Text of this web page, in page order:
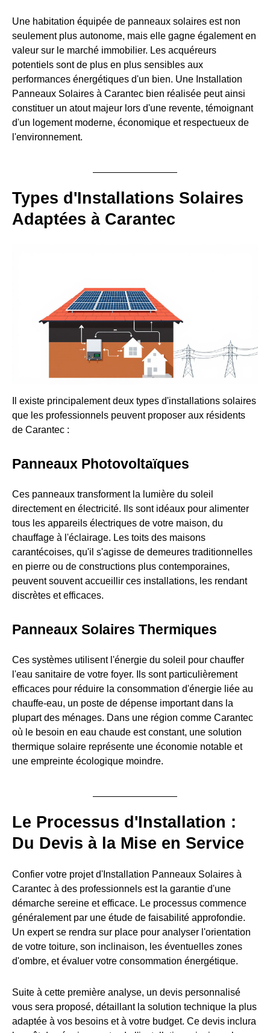
Une habitation équipée de panneaux solaires est non
seulement plus autonome, mais elle gagne également en
valeur sur le marché immobilier. Les acquéreurs
potentiels sont de plus en plus sensibles aux
performances énergétiques d'un bien. Une Installation
Panneaux Solaires à Carantec bien réalisée peut ainsi
constituer un atout majeur lors d'une revente, témoignant
d'un logement moderne, économique et respectueux de
l'environnement.
Types d'Installations Solaires
Adaptées à Carantec
Il existe principalement deux types d'installations solaires
que les professionnels peuvent proposer aux résidents
de Carantec :
Panneaux Photovoltaïques
Ces panneaux transforment la lumière du soleil
directement en électricité. Ils sont idéaux pour alimenter
tous les appareils électriques de votre maison, du
chauffage à l'éclairage. Les toits des maisons
carantécoises, qu'il s'agisse de demeures traditionnelles
en pierre ou de constructions plus contemporaines,
peuvent souvent accueillir ces installations, les rendant
discrètes et efficaces.
Panneaux Solaires Thermiques
Ces systèmes utilisent l'énergie du soleil pour chauffer
l'eau sanitaire de votre foyer. Ils sont particulièrement
efficaces pour réduire la consommation d'énergie liée au
chauffe-eau, un poste de dépense important dans la
plupart des ménages. Dans une région comme Carantec
où le besoin en eau chaude est constant, une solution
thermique solaire représente une économie notable et
une empreinte écologique moindre.
Le Processus d'Installation :
Du Devis à la Mise en Service
Confier votre projet d'Installation Panneaux Solaires à
Carantec à des professionnels est la garantie d'une
démarche sereine et efficace. Le processus commence
généralement par une étude de faisabilité approfondie.
Un expert se rendra sur place pour analyser l'orientation
de votre toiture, son inclinaison, les éventuelles zones
d'ombre, et évaluer votre consommation énergétique.
Suite à cette première analyse, un devis personnalisé
vous sera proposé, détaillant la solution technique la plus
adaptée à vos besoins et à votre budget. Ce devis inclura